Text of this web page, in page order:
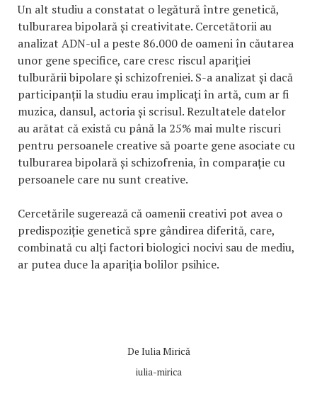
Un alt studiu a constatat o legătură între genetică,
tulburarea bipolară și creativitate. Cercetătorii au
analizat ADN-ul a peste 86.000 de oameni în căutarea
unor gene specifice, care cresc riscul apariției
tulburării bipolare și schizofreniei. S-a analizat și dacă
participanții la studiu erau implicați în artă, cum ar fi
muzica, dansul, actoria și scrisul. Rezultatele datelor
au arătat că există cu până la 25% mai multe riscuri
pentru persoanele creative să poarte gene asociate cu
tulburarea bipolară și schizofrenia, în comparație cu
persoanele care nu sunt creative.
Cercetările sugerează că oamenii creativi pot avea o
predispoziție genetică spre gândirea diferită, care,
combinată cu alți factori biologici nocivi sau de mediu,
ar putea duce la apariția bolilor psihice.
De Iulia Mirică
iulia-mirica